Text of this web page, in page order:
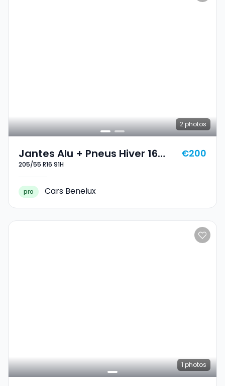
2 photos
Jantes Alu + Pneus Hiver 16
205/55 R16 91H
205/55 R16 91H
€200
pro Cars Benelux
1 photos